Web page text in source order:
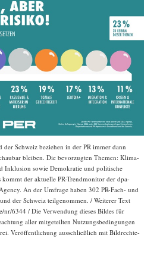
Schweiz beziehen in der PR immer dann
bleiben. Die bevorzugten Themen: Klima-
Inklusion sowie Demokratie und politische
der aktuelle PR-Trendmonitor der dpa-
An der Umfrage haben 302 PR-Fach- und
der Schweiz teilgenommen. / Weiterer Text
nr/6344 / Die Verwendung dieses Bildes für
aller mitgeteilten Nutzungsbedingungen
Veröffentlichung ausschließlich mit Bildrechte-